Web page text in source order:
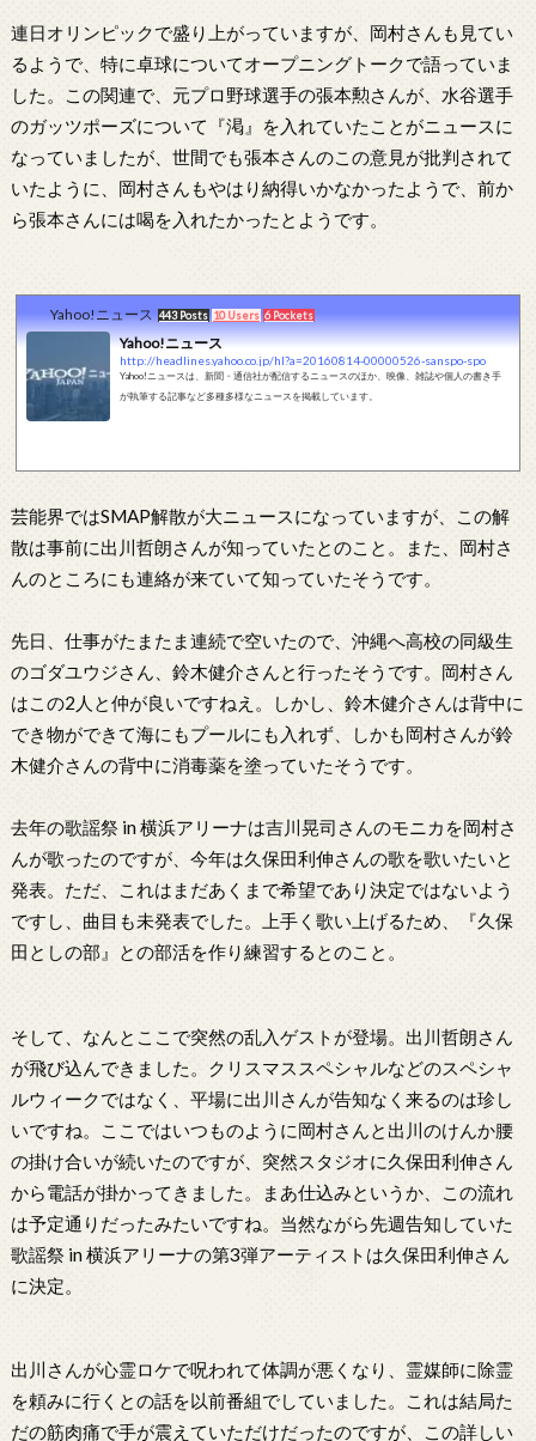
連日オリンピックで盛り上がっていますが、岡村さんも見てい
るようで、特に卓球についてオープニングトークで語っていま
した。この関連で、元プロ野球選手の張本勲さんが、水谷選手
のガッツポーズについて『渇』を入れていたことがニュースに
なっていましたが、世間でも張本さんのこの意見が批判されて
いたように、岡村さんもやはり納得いかなかったようで、前か
ら張本さんには喝を入れたかったとようです。
Yahoo!ニュース 443 Posts 10 Users 6 Pockets
Yahoo!ニュース
http://headlines.yahoo.co.jp/hl?a=20160814-00000526-sanspo-spo
Yahoo!ニュースは、新聞・通信社が配信するニュースのほか、映像、雑誌や個人の書き手
が執筆する記事など多種多様なニュースを掲載しています。
芸能界ではSMAP解散が大ニュースになっていますが、この解
散は事前に出川哲朗さんが知っていたとのこと。また、岡村さ
んのところにも連絡が来ていて知っていたそうです。
先日、仕事がたまたま連続で空いたので、沖縄へ高校の同級生
のゴダユウジさん、鈴木健介さんと行ったそうです。岡村さん
はこの2人と仲が良いですねえ。しかし、鈴木健介さんは背中に
でき物ができて海にもプールにも入れず、しかも岡村さんが鈴
木健介さんの背中に消毒薬を塗っていたそうです。
去年の歌謡祭 in 横浜アリーナは吉川晃司さんのモニカを岡村さ
んが歌ったのですが、今年は久保田利伸さんの歌を歌いたいと
発表。ただ、これはまだあくまで希望であり決定ではないよう
ですし、曲目も未発表でした。上手く歌い上げるため、『久保
田としの部』との部活を作り練習するとのこと。
そして、なんとここで突然の乱入ゲストが登場。出川哲朗さん
が飛び込んできました。クリスマススペシャルなどのスペシャ
ルウィークではなく、平場に出川さんが告知なく来るのは珍し
いですね。ここではいつものように岡村さんと出川のけんか腰
の掛け合いが続いたのですが、突然スタジオに久保田利伸さん
から電話が掛かってきました。まあ仕込みというか、この流れ
は予定通りだったみたいですね。当然ながら先週告知していた
歌謡祭 in 横浜アリーナの第3弾アーティストは久保田利伸さん
に決定。
出川さんが心霊ロケで呪われて体調が悪くなり、霊媒師に除霊
を頼みに行くとの話を以前番組でしていました。これは結局た
だの筋肉痛で手が震えていただけだったのですが、この詳しい